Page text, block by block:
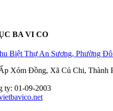
BA VI CO
Biệt Thự An Sương, Phường
Xóm Đồng, Xã Củ Chi, Thành
ty: 01-09-2003